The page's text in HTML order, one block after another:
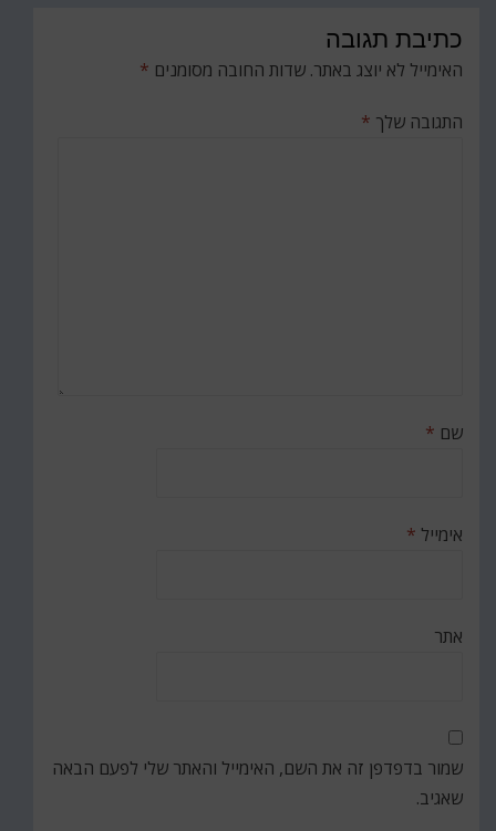
כתיבת תגובה
האימייל לא יוצג באתר. שדות החובה מסומנים *
התגובה שלך *
שם *
אימייל *
אתר
שמור בדפדפן זה את השם, האימייל והאתר שלי לפעם הבאה
שאגיב.